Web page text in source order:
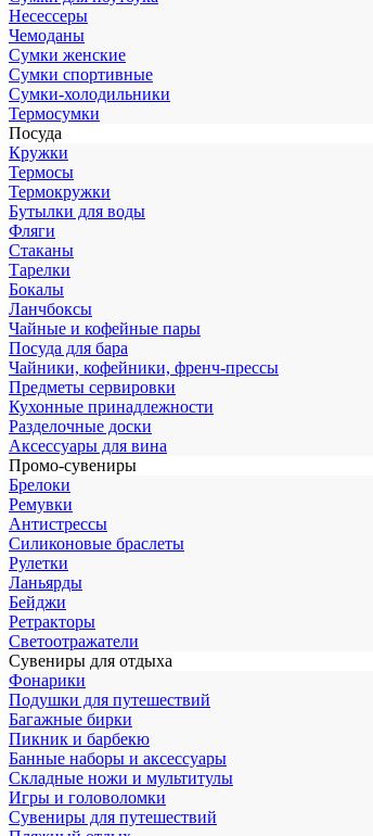
Несессеры
Чемоданы
Сумки женские
Сумки спортивные
Сумки-холодильники
Термосумки
Посуда
Кружки
Термосы
Термокружки
Бутылки для воды
Фляги
Стаканы
Тарелки
Бокалы
Ланчбоксы
Чайные и кофейные пары
Посуда для бара
Чайники, кофейники, френч-прессы
Предметы сервировки
Кухонные принадлежности
Разделочные доски
Аксессуары для вина
Промо-сувениры
Брелоки
Ремувки
Антистрессы
Силиконовые браслеты
Рулетки
Ланьярды
Бейджи
Ретракторы
Светоотражатели
Сувениры для отдыха
Фонарики
Подушки для путешествий
Багажные бирки
Пикник и барбекю
Банные наборы и аксессуары
Складные ножи и мультитулы
Игры и головоломки
Сувениры для путешествий